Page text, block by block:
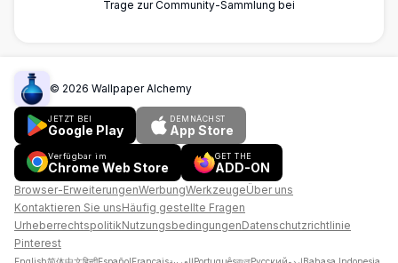
Trage zur Community-Sammlung bei
© 2026 Wallpaper Alchemy
JETZT BEI
Google Play
DEMNÄCHST
App Store
Verfügbar im
Chrome Web Store
GET THE
ADD-ON
Browser-ErweiterungenWerbungWerkzeugeÜber uns
Kontaktieren Sie unsHäufig gestellte Fragen
UrheberrechtspolitikNutzungsbedingungenDatenschutzrichtlinie
Pinterest